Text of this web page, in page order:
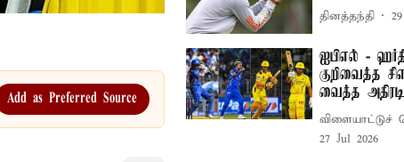
Add as Preferred Source
தினத்தந்தி
ஐபிஎல் -
குறிவைத்த
வைத்த
விளையாட்டுச்
27 Jul 2026